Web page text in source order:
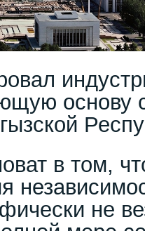
основу
в том,
не